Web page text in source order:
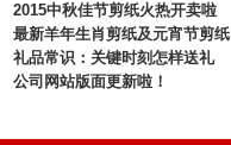
2015中秋佳节剪纸火热开卖啦
最新羊年生肖剪纸及元宵节剪纸
礼品常识：关键时刻怎样送礼
公司网站版面更新啦！